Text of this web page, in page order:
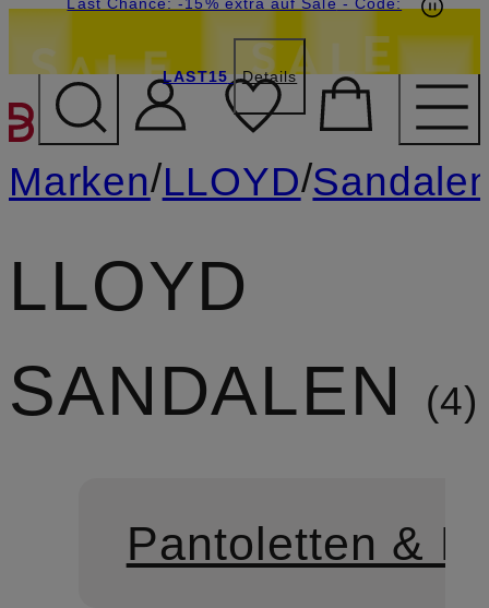
ZUM HAUPTINHALT
LAST15 Details
Marken/LLOYD/
LLOYD
SANDALEN
4
Pantoletten &